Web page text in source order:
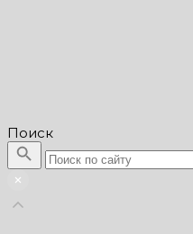
Поиск